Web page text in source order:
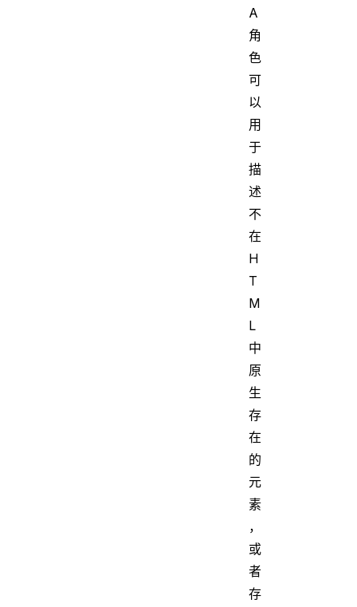
A
角
色
可
以
用
于
描
述
不
在
H
T
M
L
中
原
生
存
在
的
元
素
，
或
者
存